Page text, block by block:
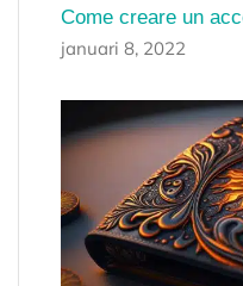
Come creare un
januari 8, 2022